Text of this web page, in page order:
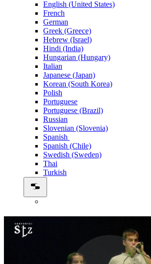
English (United States)
French
German
Greek (Greece)
Hebrew (Israel)
Hindi (India)
Hungarian (Hungary)
Italian
Japanese (Japan)
Korean (South Korea)
Polish
Portuguese
Portuguese (Brazil)
Russian
Slovenian (Slovenia)
Spanish
Spanish (Chile)
Swedish (Sweden)
Thai
Turkish